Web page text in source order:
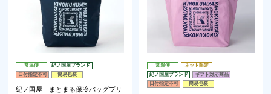
常温便
紀ノ国屋ブランド
日付指定不可
簡易包装
紀ノ国屋 まとまる保冷バッグプリ
常温便
ネット限定
紀ノ国屋ブランド
ギフト対応商品
日付指定不可
簡易包装